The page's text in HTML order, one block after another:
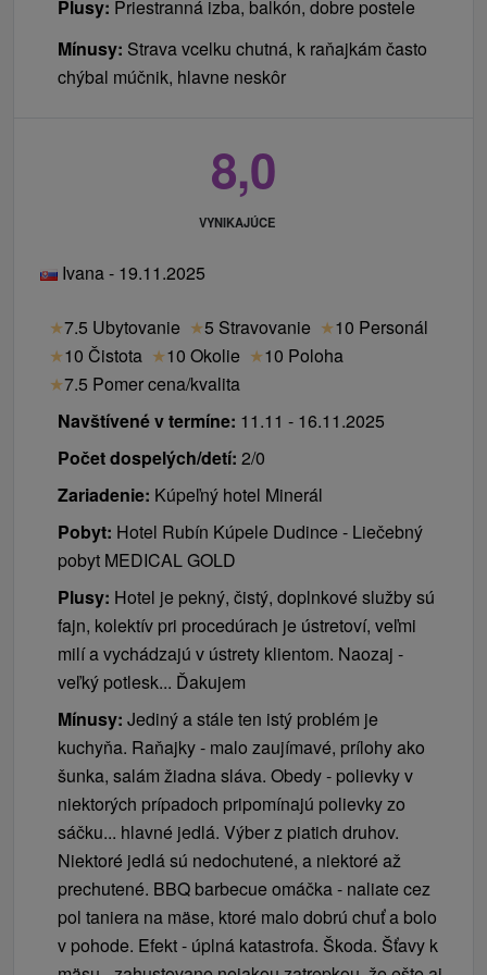
Plusy: Priestranná izba, balkón, dobre postele
Mínusy: Strava vcelku chutná, k raňajkám často
chýbal múčnik, hlavne neskôr
8,0
VYNIKAJÚCE
Ivana - 19.11.2025
★7.5 Ubytovanie ★5 Stravovanie ★10 Personál
★10 Čistota ★10 Okolie ★10 Poloha
★7.5 Pomer cena/kvalita
Navštívené v termíne: 11.11 - 16.11.2025
Počet dospelých/detí: 2/0
Zariadenie: Kúpeľný hotel Minerál
Pobyt: Hotel Rubín Kúpele Dudince - Liečebný
pobyt MEDICAL GOLD
Plusy: Hotel je pekný, čistý, doplnkové služby sú
fajn, kolektív pri procedúrach je ústretoví, veľmi
milí a vychádzajú v ústrety klientom. Naozaj -
veľký potlesk... Ďakujem
Mínusy: Jediný a stále ten istý problém je
kuchyňa. Raňajky - malo zaujímavé, prílohy ako
šunka, salám žiadna sláva. Obedy - polievky v
niektorých prípadoch pripomínajú polievky zo
sáčku... hlavné jedlá. Výber z piatich druhov.
Niektoré jedlá sú nedochutené, a niektoré až
prechutené. BBQ barbecue omáčka - naliate cez
pol taniera na mäse, ktoré malo dobrú chuť a bolo
v pohode. Efekt - úplná katastrofa. Škoda. Šťavy k